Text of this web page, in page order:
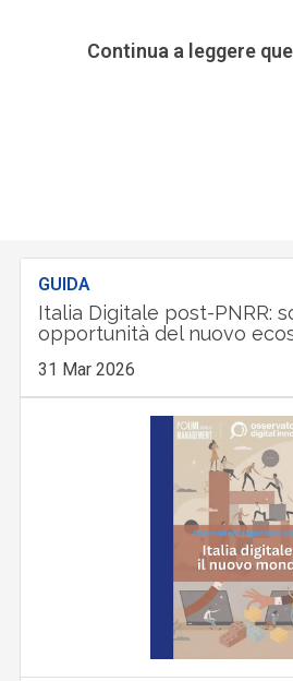
Continua a leggere
GUIDA
Italia Digitale post-PNRR:
opportunità del nuovo
31 Mar 2026